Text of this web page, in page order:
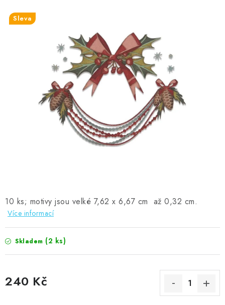
OBLÍBENÉ ♥️
MOJE OBJEDNÁVKA
Kontakty Moje objednávka
Oblíbené ♥️
Hodnocení obchodu
Obchodní podmínky
Podmínky ochrany osobních údajů
10 ks; motivy jsou velké 7,62 x 6,67 cm až 0,32 cm.
Více informací
Skladem (2 ks)
240 Kč
Sleva